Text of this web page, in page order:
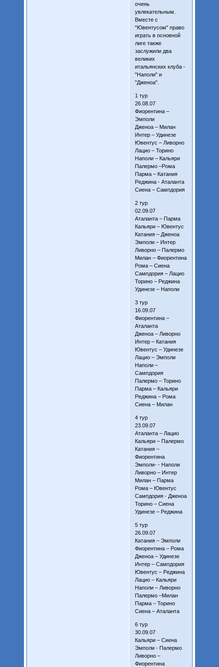
очень
увлекательным.
Вместе с
"Ювентусом" право
играть в основной
лиге также
заслужили два
великих
итальянских клуба -
"Наполи" и
"Дженоа".
1 тур
26.08.07
Фиорентина –
Эмполи
Дженоа – Милан
Интер – Удинезе
Ювентус – Ливорно
Лацио – Торино
Наполи – Кальяри
Палермо –Рома
Парма – Катания
Реджина - Аталанта
Сиена – Сампдория
2 тур
02.09.07
Аталанта – Парма
Кальяри – Ювентус
Катания – Дженоа
Эмполи – Интер
Ливорно – Палермо
Милан – Фиорентина
Рома – Сиена
Сампдория – Лацио
Торино – Реджина
Удинезе – Наполи
3 тур
16.09.07
Фиорентина –
Аталанта
Дженоа – Ливорно
Интер – Катания
Ювентус – Удинезе
Лацио – Эмполи
Наполи –
Сампдория
Палермо – Торино
Парма – Кальяри
Реджина – Рома
Сиена – Милан
4 тур
23.09.07
Аталанта – Лацио
Кальяри – Палермо
Катания –
Фиорентина
Эмполи- - Наполи
Ливорно – Интер
Милан – Парма
Рома – Ювентус
Сампдория - Дженоа
Торино – Сиена
Удинезе – Реджина
5 тур
26.09.07
Катания – Эмполи
Фиорентина – Рома
Дженоа – Удинезе
Интер – Сампдория
Ювентус – Реджина
Лацио – Кальяри
Наполи – Ливорно
Палермо –Милан
Парма – Торино
Сиена – Аталанта
6 тур
30.09.07
Кальяри – Сиена
Эмполи - Палермо
Ливорно –
Фиорентина